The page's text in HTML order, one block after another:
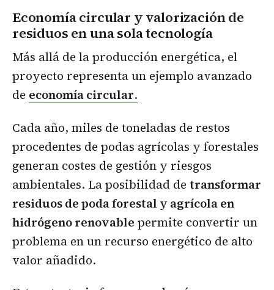
Economía circular y valorización de
residuos en una sola tecnología
Más allá de la producción energética, el
proyecto representa un ejemplo avanzado
de economía circular.
Cada año, miles de toneladas de restos
procedentes de podas agrícolas y forestales
generan costes de gestión y riesgos
ambientales. La posibilidad de transformar
residuos de poda forestal y agrícola en
hidrógeno renovable permite convertir un
problema en un recurso energético de alto
valor añadido.